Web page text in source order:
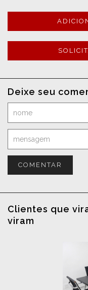
Deixe seu
COMENTAR
Clientes que
viram